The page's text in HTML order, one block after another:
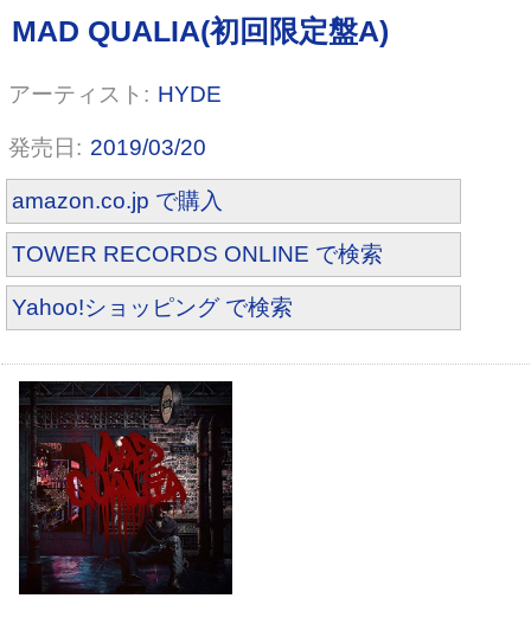
HYDE
2019/03/20
amazon.co.jp で購入
TOWER RECORDS ONLINE で検索
Yahoo!ショッピング で検索
MAD QUALIA(通常盤)